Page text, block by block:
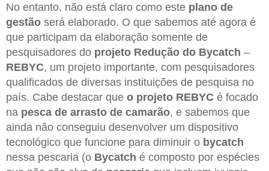
No entanto, não está claro como este plano de
gestão será elaborado. O que sabemos até agora é
que participam da elaboração somente de
pesquisadores do projeto Redução do Bycatch –
REBYC, um projeto importante, com pesquisadores
qualificados de diversas instituições de pesquisa no
país. Cabe destacar que o projeto REBYC é focado
na pesca de arrasto de camarão, e sabemos que
ainda não conseguiu desenvolver um dispositivo
tecnológico que funcione para diminuir o bycatch
nessa pescaria (o Bycatch é composto por espécies